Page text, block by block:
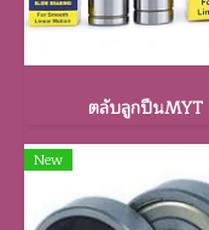
ตลับลูกปืนMYT
New